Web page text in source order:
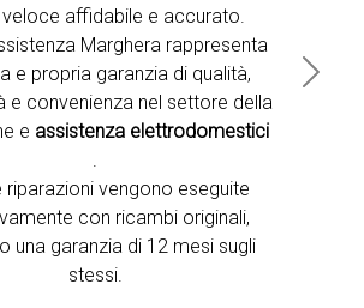
affidabile e accurato.
Marghera rappresenta
e propria garanzia di qualità,
e convenienza nel settore della
e assistenza elettrodomestici
.
riparazioni vengono eseguite
con ricambi originali,
una garanzia di 12 mesi sugli
stessi.
Next